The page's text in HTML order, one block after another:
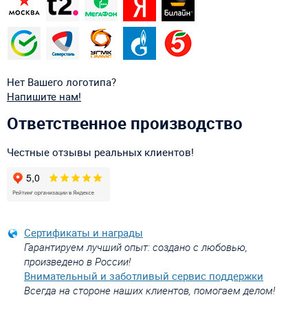
Нет Вашего логотипа?
Напишите нам!
Ответственное производство
Честные отзывы реальных клиентов!
Сертификаты и награды
Гарантируем лучший опыт: создано с любовью,
произведено в России!
Внимательный и заботливый сервис поддержки
Всегда на стороне наших клиентов, помогаем делом!